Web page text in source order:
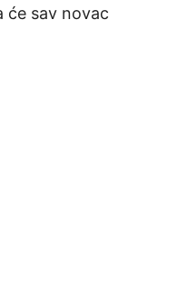
će sav novac